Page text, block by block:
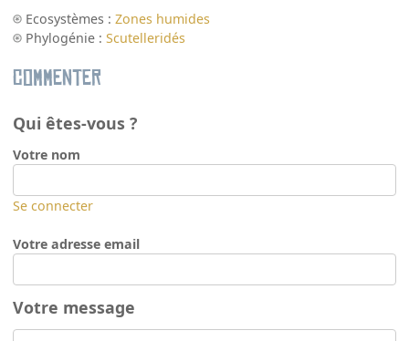
Ecosystèmes :Zones humides
Phylogénie :Scutelleridés
Commenter
Qui êtes-vous ?
Votre nom
Se connecter
Votre adresse email
Votre message